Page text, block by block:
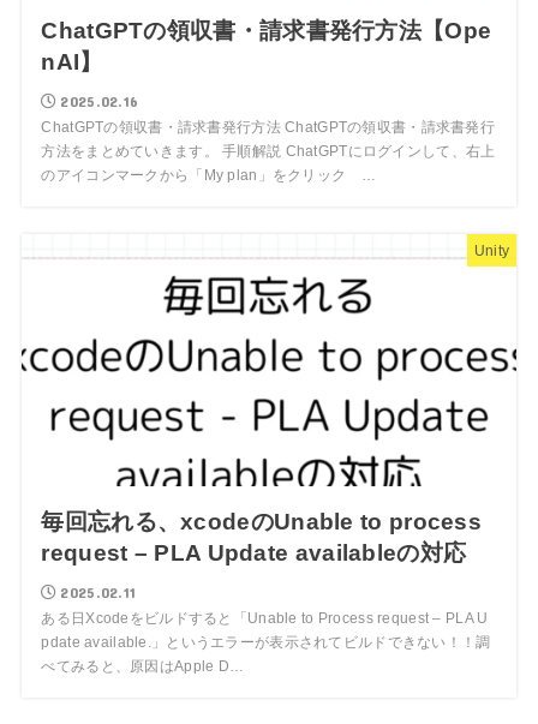
ChatGPTの領収書・請求書発行方法【Ope
nAI】
2025.02.16
ChatGPTの領収書・請求書発行方法 ChatGPTの領収書・請求書発行
方法をまとめていきます。 手順解説 ChatGPTにログインして、右上
のアイコンマークから「My plan」をクリック …
Unity
毎回忘れる、xcodeのUnable to process
request – PLA Update availableの対応
2025.02.11
ある日Xcodeをビルドすると「Unable to Process request – PLA U
pdate available.」というエラーが表示されてビルドできない！！調
べてみると、原因はApple D…